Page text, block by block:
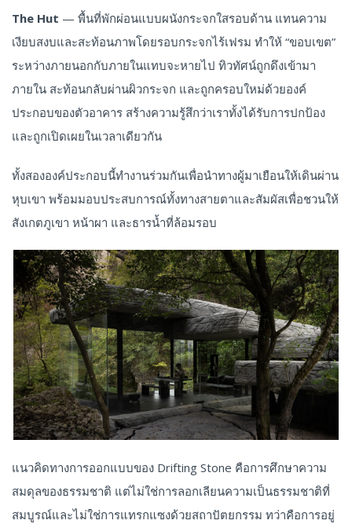
The Hut — พื้นที่พักผ่อนแบบผนังกระจกใสรอบด้าน แทนความ
เงียบสงบและสะท้อนภาพโดยรอบกระจกไร้เฟรม ทำให้ “ขอบเขต”
ระหว่างภายนอกกับภายในแทบจะหายไป ทิวทัศน์ถูกดึงเข้ามา
ภายใน สะท้อนกลับผ่านผิวกระจก และถูกครอบใหม่ด้วยองค์
ประกอบของตัวอาคาร สร้างความรู้สึกว่าเราทั้งได้รับการปกป้อง
และถูกเปิดเผยในเวลาเดียวกัน
ทั้งสององค์ประกอบนี้ทำงานร่วมกันเพื่อนำทางผู้มาเยือนให้เดินผ่าน
หุบเขา พร้อมมอบประสบการณ์ทั้งทางสายตาและสัมผัสเพื่อชวนให้
สังเกตภูเขา หน้าผา และธารน้ำที่ล้อมรอบ
แนวคิดทางการออกแบบของ Drifting Stone คือการศึกษาความ
สมดุลของธรรมชาติ แต่ไม่ใช่การลอกเลียนความเป็นธรรมชาติที่
สมบูรณ์และไม่ใช่การแทรกแซงด้วยสถาปัตยกรรม ทว่าคือการอยู่